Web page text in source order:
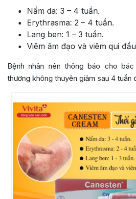
Nấm da: 3 – 4 tuần.
Erythrasma: 2 – 4 tuần.
Lang ben: 1 – 3 tuần.
Viêm âm đạo và viêm qui
Bệnh nhân nên thông báo cho
thương không thuyên giảm sau 4 tuần